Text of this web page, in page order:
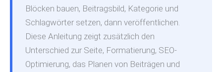
Blöcken bauen, Beitragsbild, Kategorie und
Schlagwörter setzen, dann veröffentlichen.
Diese Anleitung zeigt zusätzlich den
Unterschied zur Seite, Formatierung, SEO-
Optimierung, das Planen von Beiträgen und